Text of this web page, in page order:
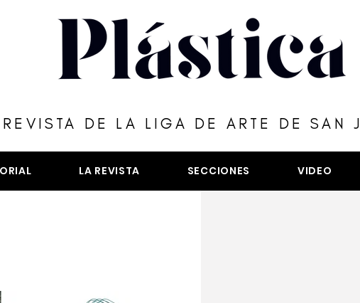
REVISTA DE LA LIGA DE ARTE DE SAN
LA REVISTA SECCIONES VIDEO